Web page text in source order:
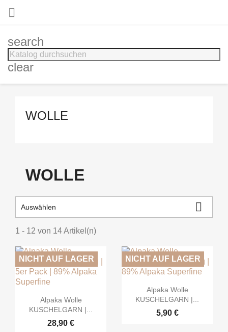

search
clear
WOLLE
WOLLE
Auswählen 
1 - 12 von 14 Artikel(n)
 Vorschau
Alpaka Wolle
KUSCHELGARN |...
28,90 €
NICHT AUF LAGER
 Vorschau
Alpaka Wolle
KUSCHELGARN |...
5,90 €
NICHT AUF LAGER